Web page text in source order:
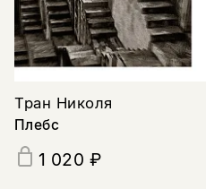
Тран Николя
Плебс
1 020 ₽
назад